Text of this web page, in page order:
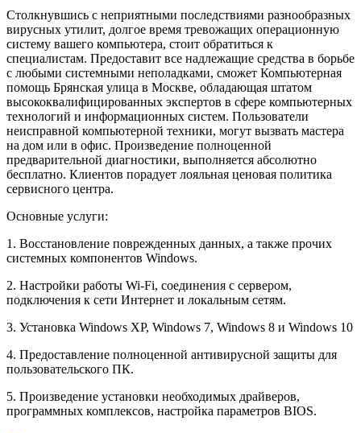
Столкнувшись с неприятными последствиями разнообразных
вирусных утилит, долгое время тревожащих операционную
систему вашего компьютера, стоит обратиться к
специалистам. Предоставит все надлежащие средства в борьбе
с любыми системными неполадками, сможет Компьютерная
помощь Брянская улица в Москве, обладающая штатом
высококвалифицированных экспертов в сфере компьютерных
технологий и информационных систем. Пользователи
неисправной компьютерной техники, могут вызвать мастера
на дом или в офис. Произведение полноценной
предварительной диагностики, выполняется абсолютно
бесплатно. Клиентов порадует лояльная ценовая политика
сервисного центра.
Основные услуги:
1. Восстановление поврежденных данных, а также прочих
системных компонентов Windows.
2. Настройки работы Wi-Fi, соединения с сервером,
подключения к сети Интернет и локальным сетям.
3. Установка Windows XP, Windows 7, Windows 8 и Windows 10
4. Предоставление полноценной антивирусной защиты для
пользовательского ПК.
5. Произведение установки необходимых драйверов,
программных комплексов, настройка параметров BIOS.